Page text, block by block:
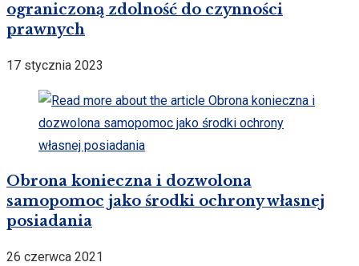
ograniczoną zdolność do czynności
prawnych
17 stycznia 2023
Obrona konieczna i dozwolona
samopomoc jako środki ochrony własnej
posiadania
26 czerwca 2021